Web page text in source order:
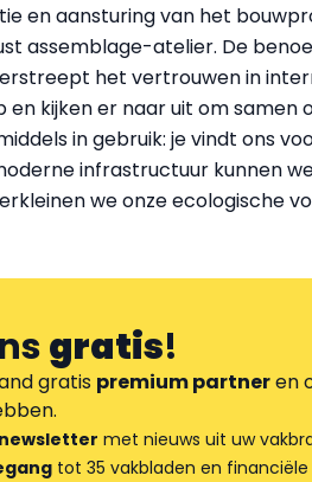
en aansturing van het
assemblage-atelier. De
het vertrouwen in
en kijken er naar uit om samen
in gebruik: je vindt ons
infrastructuur kunnen
we onze ecologische
gratis!
gratis premium partneren
met nieuws uit uw
tot 35 vakbladen en